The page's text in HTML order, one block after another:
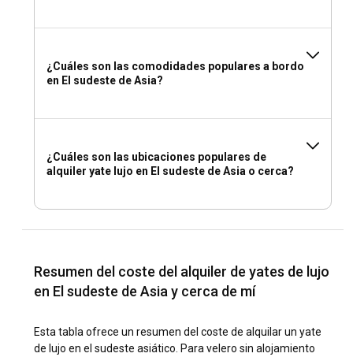
¿Cuáles son las comodidades populares a bordo
en El sudeste de Asia?
¿Cuáles son las ubicaciones populares de
alquiler yate lujo en El sudeste de Asia o cerca?
Resumen del coste del alquiler de yates de lujo
en El sudeste de Asia y cerca de mí
Esta tabla ofrece un resumen del coste de alquilar un yate
de lujo en el sudeste asiático. Para velero sin alojamiento